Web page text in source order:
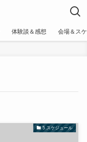
体験談＆感想 会場＆ス
5.スケジュール